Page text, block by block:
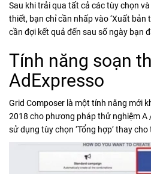
Sau khi trải qua tất cả các tùy chọn
thiết, bạn chỉ cần nhấp vào ‘Xuất bản
cần đợi kết quả đến sau số ngày bạn
Tính năng soạn
AdExpresso
Grid Composer là một tính năng mới
2018 cho phương pháp thử nghiệm A
sử dụng tùy chọn ‘Tổng hợp’ thay cho